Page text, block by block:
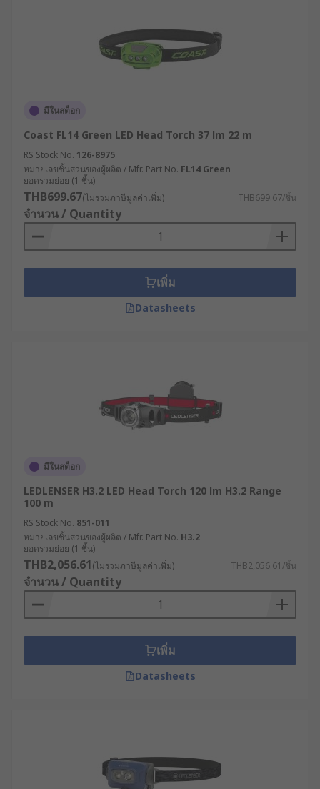
มีในสต็อก
Coast FL14 Green LED Head Torch 37 lm 22 m
RS Stock No. 126-8975
หมายเลขชิ้นส่วนของผู้ผลิต / Mfr. Part No. FL14 Green
ยอดรวมย่อย (1 ชิ้น)
THB699.67(ไม่รวมภาษีมูลค่าเพิ่ม) THB699.67/ชิ้น
จำนวน / Quantity
เพิ่ม
Datasheets
มีในสต็อก
LEDLENSER H3.2 LED Head Torch 120 lm H3.2 Range
100 m
RS Stock No. 851-011
หมายเลขชิ้นส่วนของผู้ผลิต / Mfr. Part No. H3.2
ยอดรวมย่อย (1 ชิ้น)
THB2,056.61(ไม่รวมภาษีมูลค่าเพิ่ม) THB2,056.61/ชิ้น
จำนวน / Quantity
เพิ่ม
Datasheets